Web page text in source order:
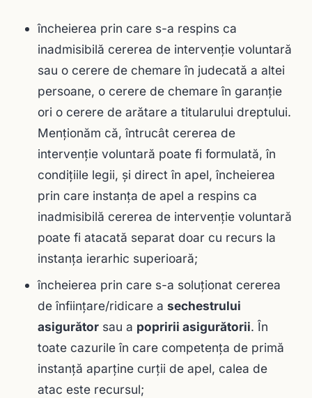
încheierea prin care s-a respins ca
inadmisibilă cererea de intervenţie voluntară
sau o cerere de chemare în judecată a altei
persoane, o cerere de chemare în garanţie
ori o cerere de arătare a titularului dreptului.
Menţionăm că, întrucât cererea de
intervenţie voluntară poate fi formulată, în
condiţiile legii, şi direct în apel, încheierea
prin care instanţa de apel a respins ca
inadmisibilă cererea de intervenţie voluntară
poate fi atacată separat doar cu recurs la
instanţa ierarhic superioară;
încheierea prin care s-a soluţionat cererea
de înfiinţare/ridicare a sechestrului
asigurătorsau a popririi asigurătorii. În
toate cazurile în care competenţa de primă
instanţă aparţine curţii de apel, calea de
atac este recursul;